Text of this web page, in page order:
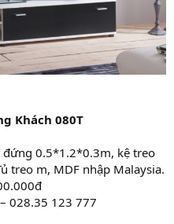
Khách 080T
đứng 0.5*1.2*0.3m, kệ treo
treo m, MDF nhập Malaysia.
028.35 123 777